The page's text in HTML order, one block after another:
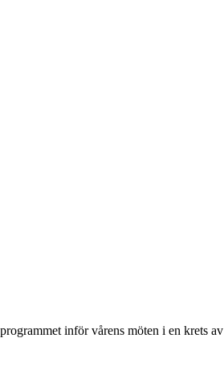
inför vårens möten i en krets